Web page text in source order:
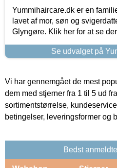
Yummihaircare.dk er en
lavet af mor, søn og
Glyngøre. Klik her for at se
Se udvalget på
Vi har gennemgået de mest
dem med stjerner fra 1 til 5 ud
sortimentstørrelse,
betingelser, leveringsformer og
Bedst